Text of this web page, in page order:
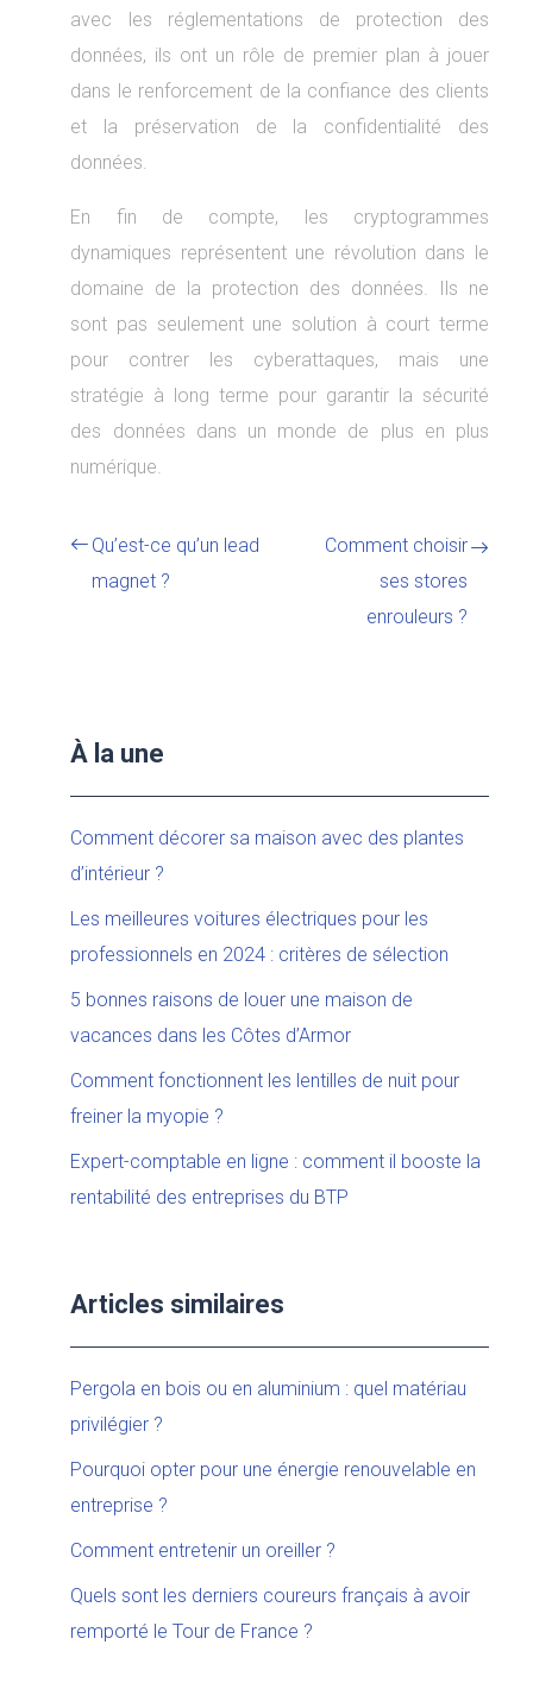
avec les réglementations de protection des
données, ils ont un rôle de premier plan à jouer
dans le renforcement de la confiance des clients
et la préservation de la confidentialité des
données.
En fin de compte, les cryptogrammes
dynamiques représentent une révolution dans le
domaine de la protection des données. Ils ne
sont pas seulement une solution à court terme
pour contrer les cyberattaques, mais une
stratégie à long terme pour garantir la sécurité
des données dans un monde de plus en plus
numérique.
Qu’est-ce qu’un lead
magnet ?
Comment choisir
ses stores
enrouleurs ?
À la une
Comment décorer sa maison avec des plantes
d’intérieur ?
Les meilleures voitures électriques pour les
professionnels en 2024 : critères de sélection
5 bonnes raisons de louer une maison de
vacances dans les Côtes d’Armor
Comment fonctionnent les lentilles de nuit pour
freiner la myopie ?
Expert-comptable en ligne : comment il booste la
rentabilité des entreprises du BTP
Articles similaires
Pergola en bois ou en aluminium : quel matériau
privilégier ?
Pourquoi opter pour une énergie renouvelable en
entreprise ?
Comment entretenir un oreiller ?
Quels sont les derniers coureurs français à avoir
remporté le Tour de France ?